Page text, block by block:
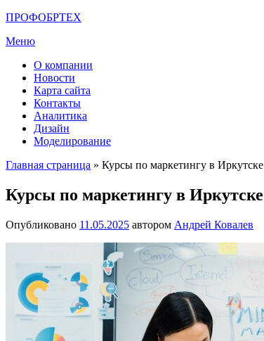
Перейти
содержимому
ПРОФОБРТЕХ
Меню
О компании
Новости
Карта сайта
Контакты
Аналитика
Дизайн
Моделирование
Главная страница » Курсы по маркетингу в Иркутске
Курсы по маркетингу в Иркутске
Опубликовано 11.05.2025 автором Андрей Ковалев